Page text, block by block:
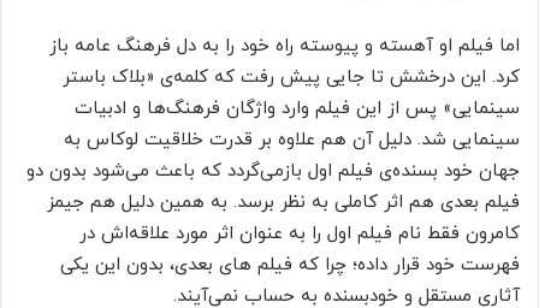
اما فیلم او آهسته و پیوسته راه خود را به دل فرهنگ عامه باز
کرد. این درخشش تا جایی پیش رفت که کلمه‌ی «بلاک باستر
سینمایی» پس از این فیلم وارد واژگان فرهنگ‌ها و ادبیات
سینمایی شد. دلیل آن هم علاوه بر قدرت خلاقیت لوکاس به
جهان خود بسنده‌ی فیلم اول بازمی‌گردد که باعث می‌شود بدون دو
فیلم بعدی هم اثر کاملی به نظر برسد. به همین دلیل هم جیمز
کامرون فقط نام فیلم اول را به عنوان اثر مورد علاقه‌اش در
فهرست خود قرار داده؛ چرا که فیلم های بعدی، بدون این یکی
آثاری مستقل و خودبسنده به حساب نمی‌آیند.